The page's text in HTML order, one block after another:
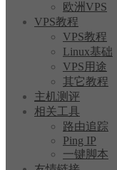
欧洲VPS
VPS教程
VPS教程
Linux基础
VPS用途
其它教程
主机测评
相关工具
路由追踪
Ping IP
一键脚本